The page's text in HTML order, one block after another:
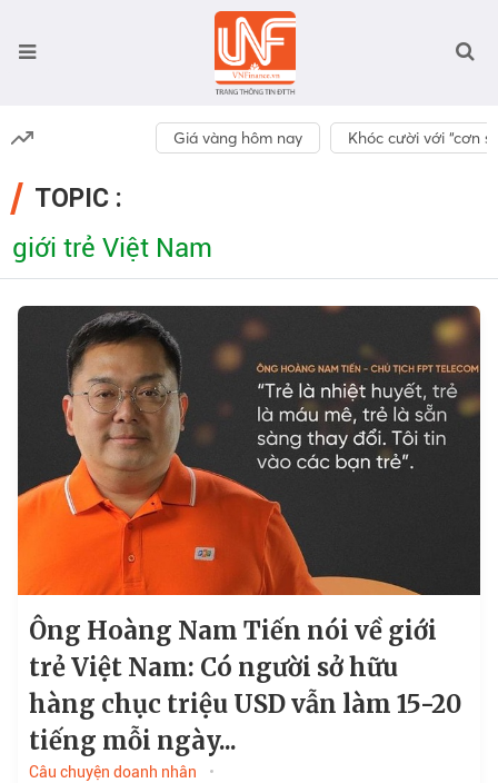
Giá vàng hôm nay Khóc cười với “cơn
TOPIC :
giới trẻ Việt Nam
Ông Hoàng Nam Tiến nói về giới
trẻ Việt Nam: Có người sở hữu
hàng chục triệu USD vẫn làm 15-20
tiếng mỗi ngày...
Câu chuyện doanh nhân